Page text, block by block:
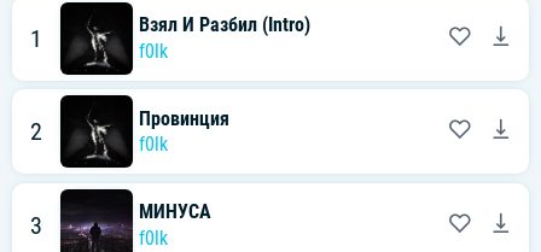
1
Взял И Разбил (Intro)
f0lk
2
Провинция
f0lk
3
МИНУСА
f0lk